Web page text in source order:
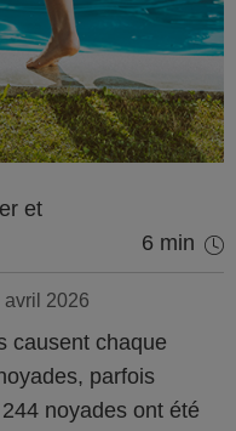
et
6 min
avril 2026
causent chaque
parfois
noyades ont été